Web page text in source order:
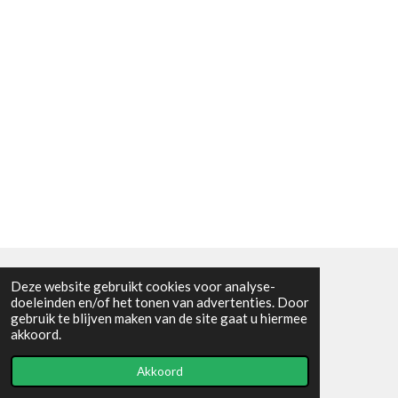
Deze website gebruikt cookies voor analyse-
doeleinden en/of het tonen van advertenties. Door
gebruik te blijven maken van de site gaat u hiermee
akkoord.
Akkoord
Algemene voorwaarden
© 2021 - RC en mineralenshop Het vlinderpad